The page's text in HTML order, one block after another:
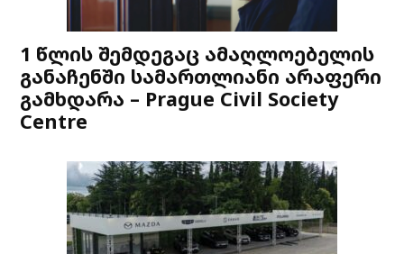
1 წლის შემდეგაც ამაღლოებელის
განაჩენში სამართლიანი არაფერი
გამხდარა – Prague Civil Society
Centre